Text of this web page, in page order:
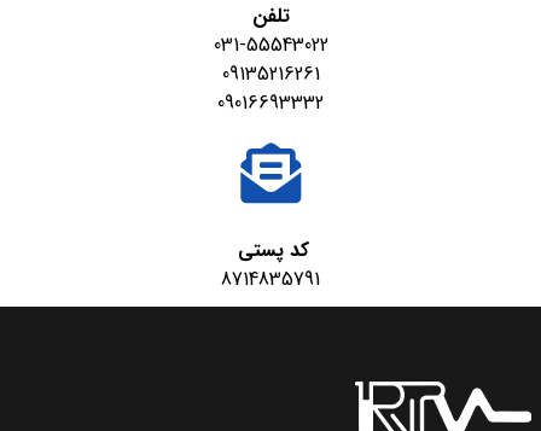
تلفن
031-55543022
09135216261
09016693332
کد پستی
8714835791